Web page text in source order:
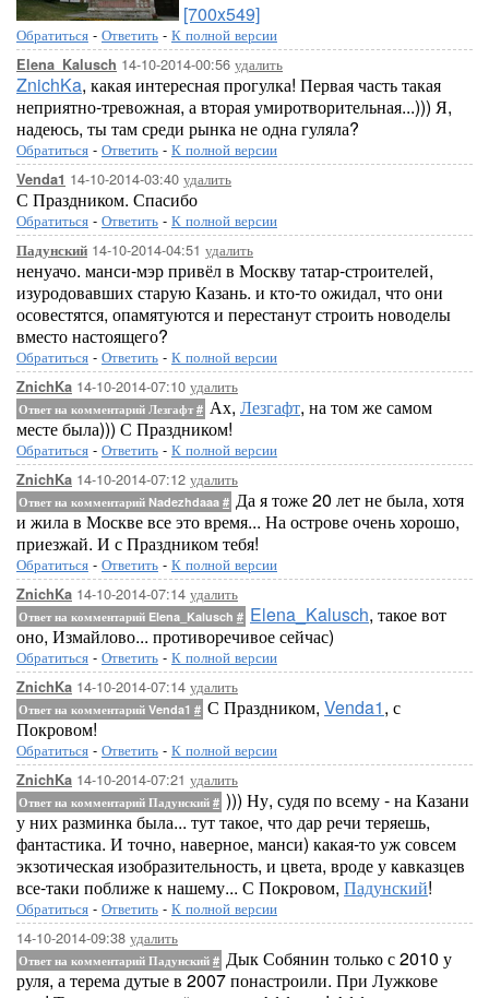
[700x549]
Обратиться - Ответить - К полной версии
Elena_Kalusch 14-10-2014-00:56 удалить
ZnichKa, какая интересная прогулка! Первая часть такая
неприятно-тревожная, а вторая умиротворительная...))) Я,
надеюсь, ты там среди рынка не одна гуляла?
Обратиться - Ответить - К полной версии
Venda1 14-10-2014-03:40 удалить
С Праздником. Спасибо
Обратиться - Ответить - К полной версии
Падунский 14-10-2014-04:51 удалить
ненуачо. манси-мэр привёл в Москву татар-строителей,
изуродовавших старую Казань. и кто-то ожидал, что они
осовестятся, опамятуются и перестанут строить новоделы
вместо настоящего?
Обратиться - Ответить - К полной версии
ZnichKa 14-10-2014-07:10 удалить
Ответ на комментарий Лезгафт# Ах, Лезгафт, на том же самом
месте была))) С Праздником!
Обратиться - Ответить - К полной версии
ZnichKa 14-10-2014-07:12 удалить
Ответ на комментарий Nadezhdaaa # Да я тоже 20 лет не была, хотя
и жила в Москве все это время... На острове очень хорошо,
приезжай. И с Праздником тебя!
Обратиться - Ответить - К полной версии
ZnichKa 14-10-2014-07:14 удалить
Ответ на комментарий Elena_Kalusch # Elena_Kalusch, такое вот
оно, Измайлово... противоречивое сейчас)
Обратиться - Ответить - К полной версии
ZnichKa 14-10-2014-07:14 удалить
Ответ на комментарий Venda1 # С Праздником, Venda1, с
Покровом!
Обратиться - Ответить - К полной версии
ZnichKa 14-10-2014-07:21 удалить
Ответ на комментарий Падунский # ))) Ну, судя по всему - на Казани
у них разминка была... тут такое, что дар речи теряешь,
фантастика. И точно, наверное, манси) какая-то уж совсем
экзотическая изобразительность, и цвета, вроде у кавказцев
все-таки поближе к нашему... С Покровом, Падунский!
Обратиться - Ответить - К полной версии
14-10-2014-09:38 удалить
Ответ на комментарий Падунский # Дык Собянин только с 2010 у
руля, а терема дутые в 2007 понастроили. При Лужкове